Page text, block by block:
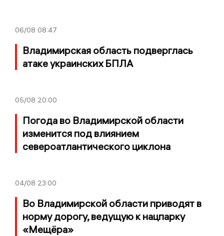
06/08 08:47
Владимирская область подверглась
атаке украинских БПЛА
05/08 20:00
Погода во Владимирской области
изменится под влиянием
североатлантического циклона
04/08 23:00
Во Владимирской области приводят в
норму дорогу, ведущую к нацпарку
«Мещёра»